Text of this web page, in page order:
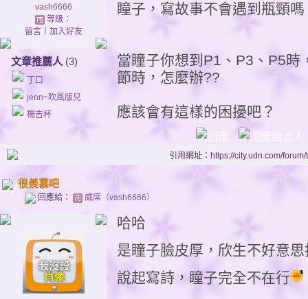
vash6666
等級：
留言｜ 加入好友
文章推薦人 (3)
丁口
jenn~吹風版兒
楊吉杯
瞳子，寫故事不會遇到瓶頸嗎
當瞳子你想到P1、P3、P5時
節時，怎麼辦??
應該會有這樣的困擾吧？
引用網址：https://city.udn.com/
很羨慕吧
回應給： 威席（vash6666）
哈哈
是瞳子臉皮厚，欣生不好意
說起寫詩，瞳子完全不在行